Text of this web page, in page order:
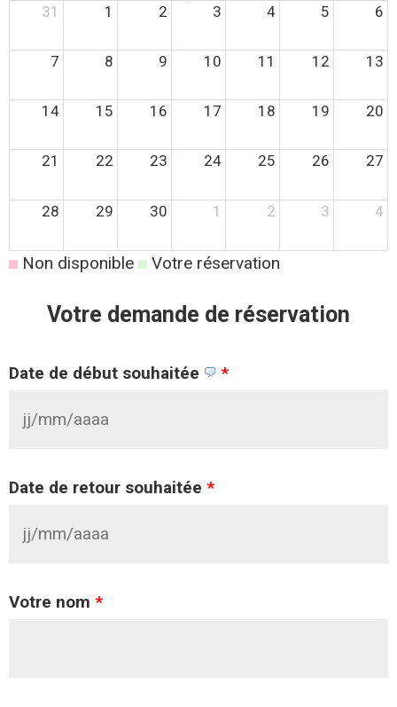
31
1 2 3 4 5 6
7 8 9 10 11 12 13
14 15 16 17 18 19 20
21 22 23 24 25 26 27
28 29 30 1 2 3 4
Non disponible Votre réservation
Votre demande de réservation
Date de début souhaitée *
Date de retour souhaitée *
Votre nom *